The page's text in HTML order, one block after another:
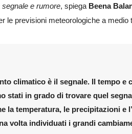
e rumore, spiega Beena
le previsioni meteorologiche a medio
climatico è il segnale. Il tempo e
stati in grado di trovare quel
la temperatura, le precipitazioni e
volta individuati i grandi